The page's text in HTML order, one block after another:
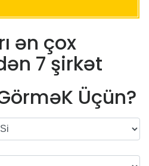
ən çox
7 şirkət
Üçün?